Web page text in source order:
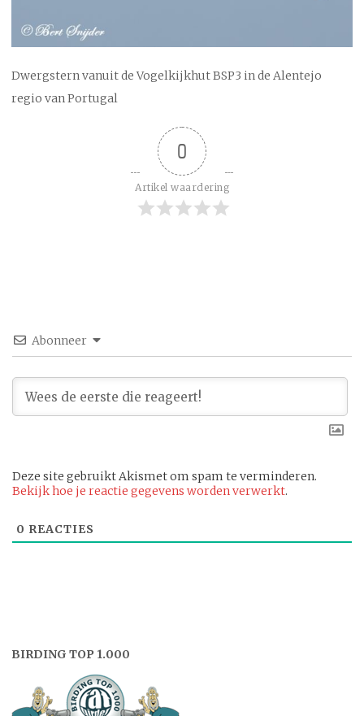
Dwergstern vanuit de Vogelkijkhut BSP3 in de Alentejo
regio van Portugal
0
Artikel waardering
Abonneer
Deze site gebruikt Akismet om spam te verminderen.
Bekijk hoe je reactie gegevens worden verwerkt.
0 REACTIES
BIRDING TOP 1.000